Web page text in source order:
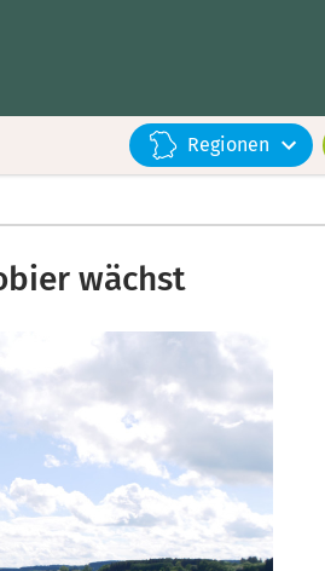
Regionen
wächst